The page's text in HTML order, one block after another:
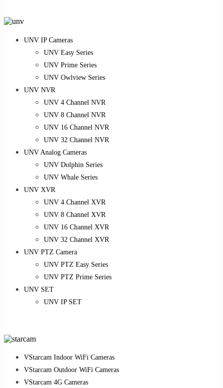
UNV IP Cameras
UNV Easy Series
UNV Prime Series
UNV Owlview Series
UNV NVR
UNV 4 Channel NVR
UNV 8 Channel NVR
UNV 16 Channel NVR
UNV 32 Channel NVR
UNV Analog Cameras
UNV Dolphin Series
UNV Whale Series
UNV XVR
UNV 4 Channel XVR
UNV 8 Channel XVR
UNV 16 Channel XVR
UNV 32 Channel XVR
UNV PTZ Camera
UNV PTZ Easy Series
UNV PTZ Prime Series
UNV SET
UNV IP SET
VStarcam Indoor WiFi Cameras
VStarcam Outdoor WiFi Cameras
VStarcam 4G Cameras